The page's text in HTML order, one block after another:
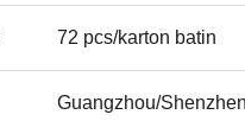
72 pcs/karton batin
Guangzhou/Shenzhen